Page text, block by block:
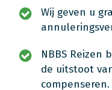
Wij geven u
NBBS Reizen
de uitstoot